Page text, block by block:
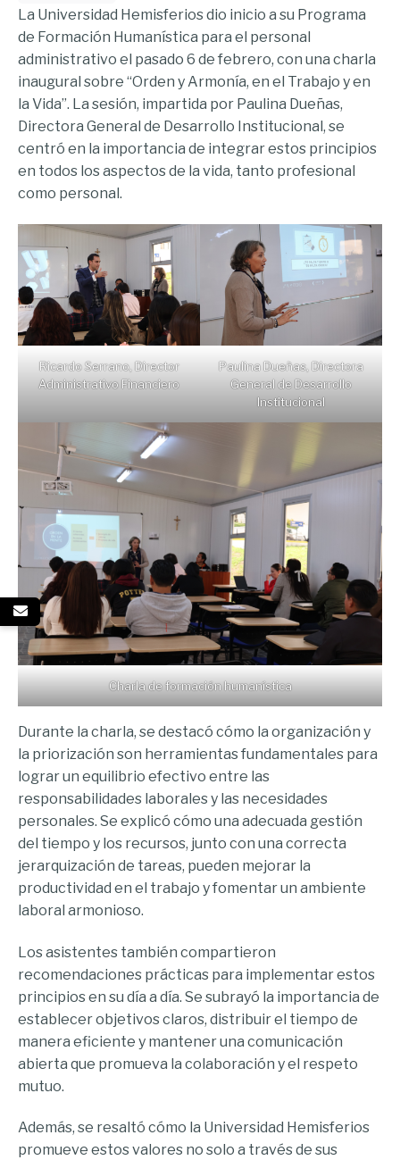
La Universidad Hemisferios dio inicio a su Programa
de Formación Humanística para el personal
administrativo el pasado 6 de febrero, con una charla
inaugural sobre “Orden y Armonía, en el Trabajo y en
la Vida”. La sesión, impartida por Paulina Dueñas,
Directora General de Desarrollo Institucional, se
centró en la importancia de integrar estos principios
en todos los aspectos de la vida, tanto profesional
como personal.
Ricardo Serrano, Director
Administrativo Financiero
Paulina Dueñas, Directora
General de Desarrollo
Institucional
Charla de formación humanística
Durante la charla, se destacó cómo la organización y
la priorización son herramientas fundamentales para
lograr un equilibrio efectivo entre las
responsabilidades laborales y las necesidades
personales. Se explicó cómo una adecuada gestión
del tiempo y los recursos, junto con una correcta
jerarquización de tareas, pueden mejorar la
productividad en el trabajo y fomentar un ambiente
laboral armonioso.
Los asistentes también compartieron
recomendaciones prácticas para implementar estos
principios en su día a día. Se subrayó la importancia de
establecer objetivos claros, distribuir el tiempo de
manera eficiente y mantener una comunicación
abierta que promueva la colaboración y el respeto
mutuo.
Además, se resaltó cómo la Universidad Hemisferios
promueve estos valores no solo a través de sus